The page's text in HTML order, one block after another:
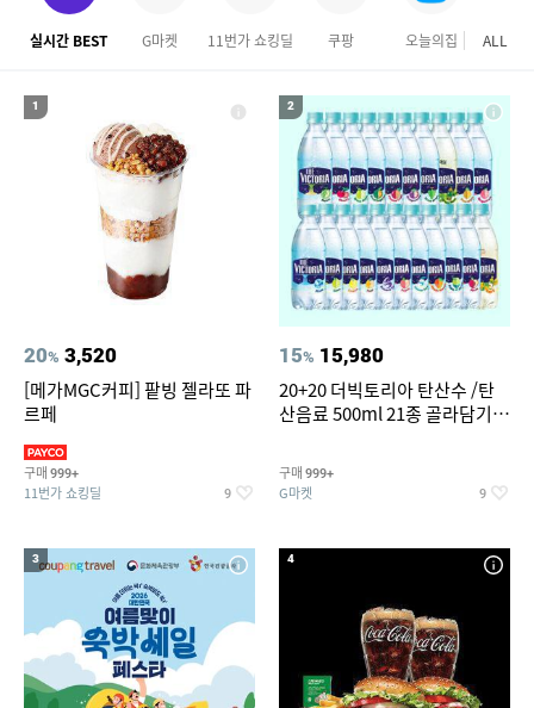
17 올리비안로렌 마이 18 올리비아로렌자켓
여성 여름마이
ALL
실시간 BEST G마켓 11번가 쇼킹딜 쿠팡 오늘의집
1
20% 3,520
[메가MGC커피] 팥빙 젤라또 파
르페
구매 999+
11번가 쇼킹딜 9
2
15% 15,980
20+20 더빅토리아 탄산수 /탄
산음료 500ml 21종 골라담기
구매 999+
G마켓 9
3 4